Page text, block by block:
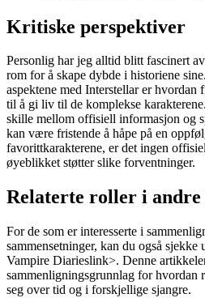
Kritiske perspektiver
Personlig har jeg alltid blitt fascinert
rom for å skape dybde i historiene
aspektene med Interstellar er hvordan
til å gi liv til de komplekse
skille mellom offisiell informasjon og
kan være fristende å håpe på en
favorittkarakterene, er det ingen
øyeblikket støtter slike forventninger.
Relaterte roller i
For de som er interesserte i
sammensetninger, kan du også sjekke
Vampire Diarieslink>. Denne
sammenligningsgrunnlag for hvordan
seg over tid og i forskjellige sjangre.